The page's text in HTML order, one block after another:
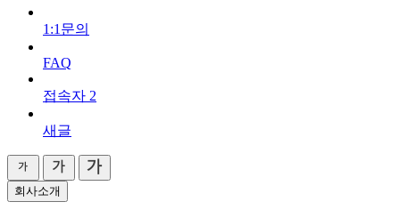
1:1문의
FAQ
접속자 2
새글
회사소개